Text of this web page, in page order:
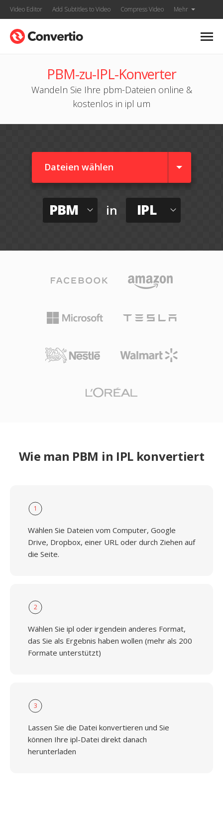
Video Editor Add Subtitles to Video Compress Video Mehr
PBM-zu-IPL-Konverter
Wandeln Sie Ihre pbm-Dateien online &
kostenlos in ipl um
Dateien wählen
PBM in IPL
Wie man PBM in IPL konvertiert
1
Wählen Sie Dateien vom Computer, Google
Drive, Dropbox, einer URL oder durch Ziehen auf
die Seite.
2
Wählen Sie ipl oder irgendein anderes Format,
das Sie als Ergebnis haben wollen (mehr als 200
Formate unterstützt)
3
Lassen Sie die Datei konvertieren und Sie
können Ihre ipl-Datei direkt danach
herunterladen